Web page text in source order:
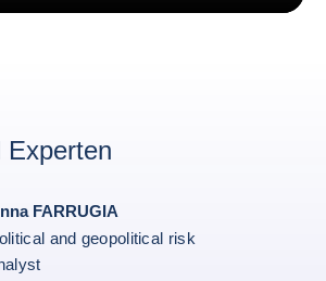
Experten
FARRUGIA
and geopolitical risk